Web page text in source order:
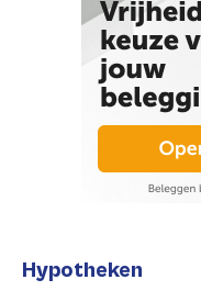
Hypotheken